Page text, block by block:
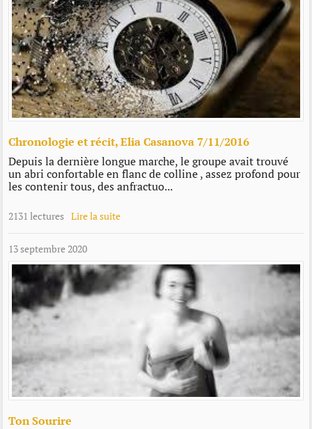
Chronologie et récit, Elia Casanova 7/11/2016
Depuis la dernière longue marche, le groupe avait trouvé
un abri confortable en flanc de colline , assez profond pour
les contenir tous, des anfractuo...
2131 lectures Lire la suite
13 septembre 2020
Ton Sourire